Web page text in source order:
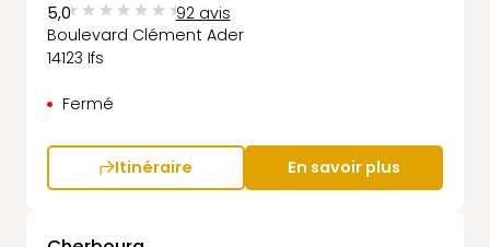
5,0
92 avis
Boulevard Clément Ader
14123 Ifs
Fermé
Itinéraire En savoir plus